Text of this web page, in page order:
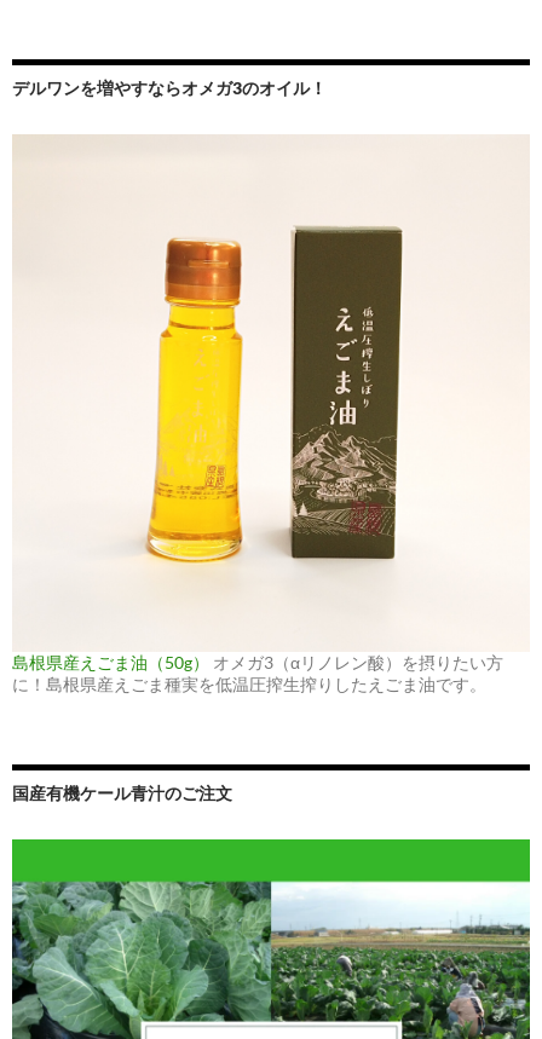
デルワンを増やすならオメガ3のオイル！
島根県産えごま油（50g）
オメガ3（αリノレン酸）を摂りたい方
に！島根県産えごま種実を低温圧搾生搾りしたえごま油です。
国産有機ケール青汁のご注文